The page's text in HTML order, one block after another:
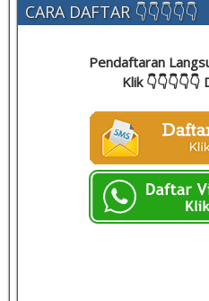
CARA DAFTAR 👇👇👇👇👇
Pendaftaran
Klik